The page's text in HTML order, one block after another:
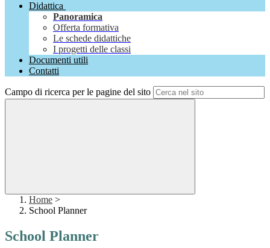
Didattica
Panoramica
Offerta formativa
Le schede didattiche
I progetti delle classi
Documenti utili
Contatti
Campo di ricerca per le pagine del sito
Home >
School Planner
School Planner